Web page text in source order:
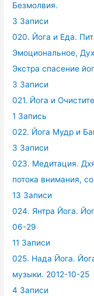
Безмолвия.
3 Записи
020. Йога и Еда.
Эмоциональное,
Экстра спасение
3 Записи
021. Йога и
1 Запись
022. Йога Мудр и
3 Записи
023. Медитация.
потока внимания,
13 Записи
024. Янтра Йога.
06-29
11 Записи
025. Нада Йога.
музыки. 2012-10-25
4 Записи